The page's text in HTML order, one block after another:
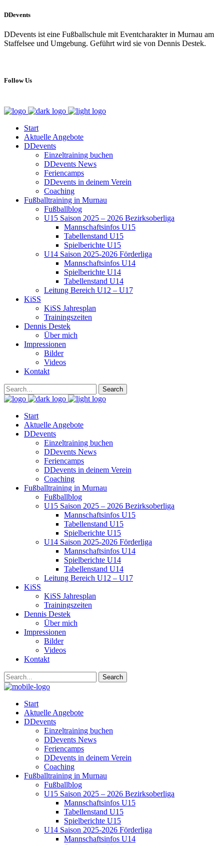
DDevents
DDevents ist eine Fußballschule mit Eventcharakter in Murnau am
Staffelsee und Umgebung. Geführt wird sie von Dennis Destek.
Follow Us
Start
Aktuelle Angebote
DDevents
Einzeltraining buchen
DDevents News
Feriencamps
DDevents in deinem Verein
Coaching
Fußballtraining in Murnau
Fußballblog
U15 Saison 2025 – 2026 Bezirksoberliga
Mannschaftsinfos U15
Tabellenstand U15
Spielberichte U15
U14 Saison 2025-2026 Förderliga
Mannschaftsinfos U14
Spielberichte U14
Tabellenstand U14
Leitung Bereich U12 – U17
KiSS
KiSS Jahresplan
Trainingszeiten
Dennis Destek
Über mich
Impressionen
Bilder
Videos
Kontakt
Start
Aktuelle Angebote
DDevents
Einzeltraining buchen
DDevents News
Feriencamps
DDevents in deinem Verein
Coaching
Fußballtraining in Murnau
Fußballblog
U15 Saison 2025 – 2026 Bezirksoberliga
Mannschaftsinfos U15
Tabellenstand U15
Spielberichte U15
U14 Saison 2025-2026 Förderliga
Mannschaftsinfos U14
Spielberichte U14
Tabellenstand U14
Leitung Bereich U12 – U17
KiSS
KiSS Jahresplan
Trainingszeiten
Dennis Destek
Über mich
Impressionen
Bilder
Videos
Kontakt
Start
Aktuelle Angebote
DDevents
Einzeltraining buchen
DDevents News
Feriencamps
DDevents in deinem Verein
Coaching
Fußballtraining in Murnau
Fußballblog
U15 Saison 2025 – 2026 Bezirksoberliga
Mannschaftsinfos U15
Tabellenstand U15
Spielberichte U15
U14 Saison 2025-2026 Förderliga
Mannschaftsinfos U14